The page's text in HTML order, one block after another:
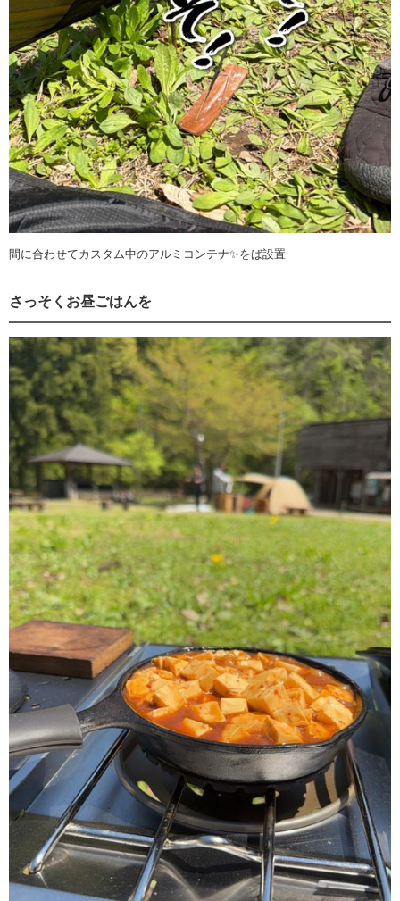
間に合わせてカスタム中のアルミコンテナ✨をば設置
さっそくお昼ごはんを